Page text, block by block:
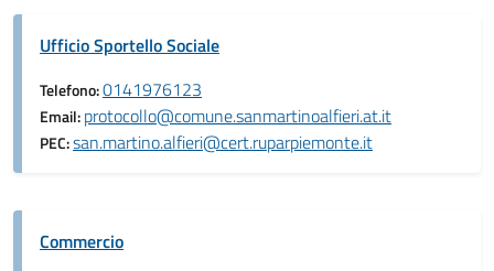
Ufficio Sportello Sociale
Telefono:0141976123
Email:protocollo@comune.sanmartinoalfieri.at.it
PEC:san.martino.alfieri@cert.ruparpiemonte.it
Commercio